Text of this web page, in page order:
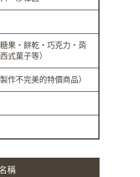
果・餅乾・巧克力・蒟
式菓子等）
作不完美的特價商品）
稱